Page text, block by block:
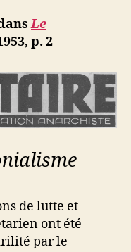
ji
Le
p. 2
de lutte et
ont été
par le